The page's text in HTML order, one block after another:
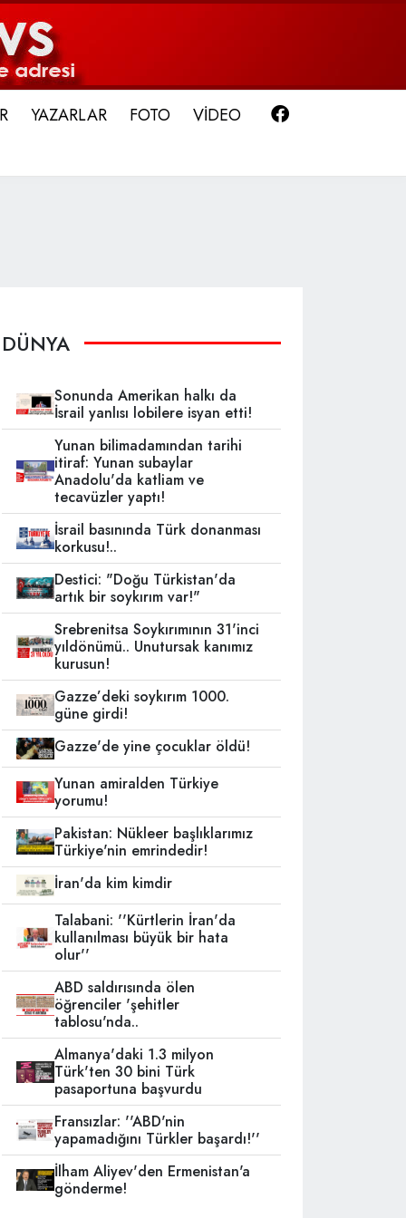
YAZARLAR FOTO VİDEO
DÜNYA
Sonunda Amerikan halkı da
İsrail yanlısı lobilere isyan etti!
Yunan bilimadamından tarihi
itiraf: Yunan subaylar
Anadolu'da katliam ve
tecavüzler yaptı!
İsrail basınında Türk donanması
korkusu!..
Destici: "Doğu Türkistan'da
artık bir soykırım var!"
Srebrenitsa Soykırımının 31'inci
yıldönümü.. Unutursak kanımız
kurusun!
Gazze’deki soykırım 1000.
güne girdi!
Gazze'de yine çocuklar öldü!
Yunan amiralden Türkiye
yorumu!
Pakistan: Nükleer başlıklarımız
Türkiye'nin emrindedir!
İran'da kim kimdir
Talabani: ''Kürtlerin İran'da
kullanılması büyük bir hata
olur''
ABD saldırısında ölen
öğrenciler 'şehitler
tablosu'nda..
Almanya'daki 1.3 milyon
Türk'ten 30 bini Türk
pasaportuna başvurdu
Fransızlar: ''ABD'nin
yapamadığını Türkler başardı!''
İlham Aliyev'den Ermenistan'a
gönderme!